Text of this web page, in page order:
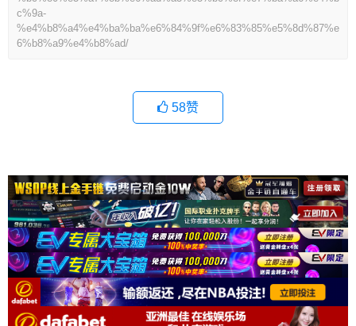
c%9a-
%e4%b8%a4%e4%ba%ba%e6%84%9f%e6%83%85%e5%8d%87%e
6%b8%a9%e4%b8%ad/
58赞